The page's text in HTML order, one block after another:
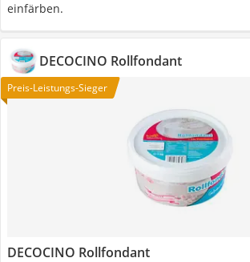
einfärben.
DECOCINO Rollfondant
Preis-Leistungs-Sieger
DECOCINO Rollfondant